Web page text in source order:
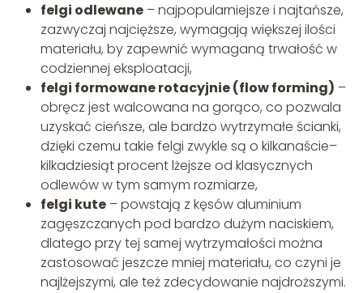
felgi odlewane– najpopularniejsze i najtańsze,
zazwyczaj najcięższe, wymagają większej ilości
materiału, by zapewnić wymaganą trwałość w
codziennej eksploatacji,
felgi formowane rotacyjnie (flow forming) –
obręcz jest walcowana na gorąco, co pozwala
uzyskać cieńsze, ale bardzo wytrzymałe ścianki,
dzięki czemu takie felgi zwykle są o kilkanaście–
kilkadziesiąt procent lżejsze od klasycznych
odlewów w tym samym rozmiarze,
felgi kute– powstają z kęsów aluminium
zagęszczanych pod bardzo dużym naciskiem,
dlatego przy tej samej wytrzymałości można
zastosować jeszcze mniej materiału, co czyni je
najlżejszymi, ale też zdecydowanie najdroższymi.